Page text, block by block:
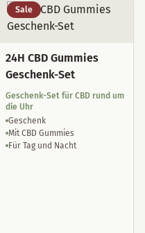
Sale
24H CBD Gummies
Geschenk-Set
Geschenk-Set für CBD rund um
die Uhr
Geschenk
Mit CBD Gummies
Für Tag und Nacht